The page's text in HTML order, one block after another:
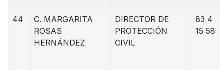
44
C. MARGARITA
ROSAS
HERNÁNDEZ
DIRECTOR DE
PROTECCIÓN
CIVIL
83 4
15 58